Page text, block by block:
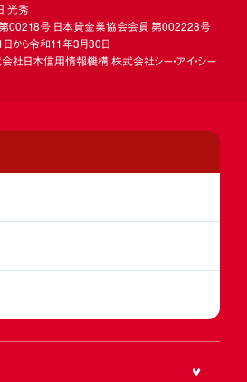
光秀
00218号 日本貸金業協会会員 第002228号
から令和11年3月30日
社日本信用情報機構 株式会社シー・アイ・シー